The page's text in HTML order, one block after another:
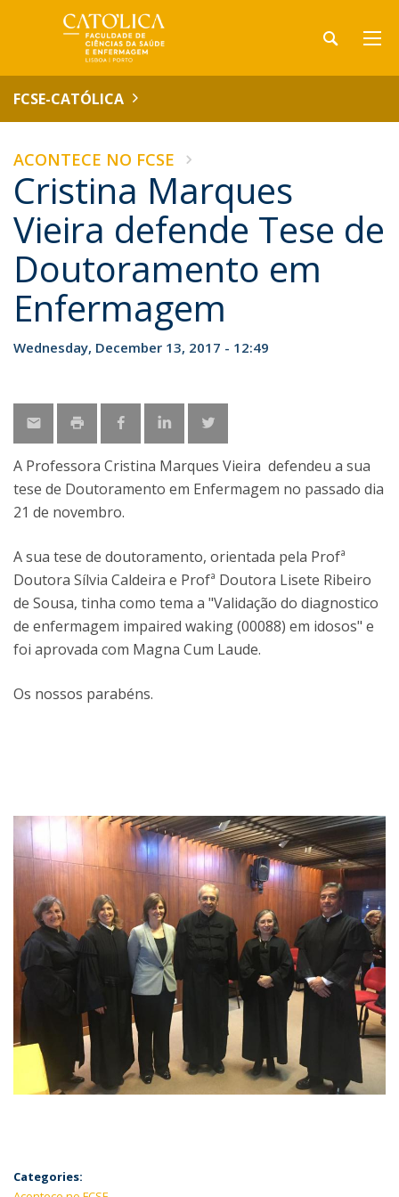
FCSE-CATÓLICA
ACONTECE NO FCSE
Cristina Marques
Vieira defende Tese de
Doutoramento em
Enfermagem
Wednesday, December 13, 2017 - 12:49
A Professora Cristina Marques Vieira defendeu a sua
tese de Doutoramento em Enfermagem no passado dia
21 de novembro.
A sua tese de doutoramento, orientada pela Profª
Doutora Sílvia Caldeira e Profª Doutora Lisete Ribeiro
de Sousa, tinha como tema a "Validação do diagnostico
de enfermagem impaired waking (00088) em idosos" e
foi aprovada com Magna Cum Laude.
Os nossos parabéns.
Categories: